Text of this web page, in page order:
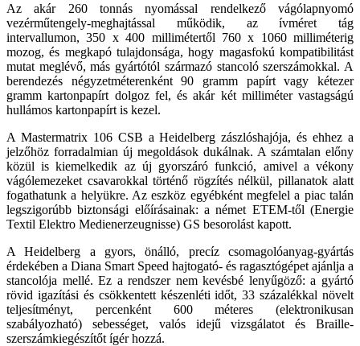
Az akár 260 tonnás nyomással rendelkező vágólapnyomó
vezérműtengely-meghajtással működik, az ívméret tág
intervallumon, 350 x 400 millimétertől 760 x 1060 milliméterig
mozog, és megkapó tulajdonsága, hogy magasfokú kompatibilitást
mutat meglévő, más gyártótól származó stancoló szerszámokkal. A
berendezés négyzetméterenként 90 gramm papírt vagy kétezer
gramm kartonpapírt dolgoz fel, és akár két milliméter vastagságú
hullámos kartonpapírt is kezel.
A Mastermatrix 106 CSB a Heidelberg zászlóshajója, és ehhez a
jelzőhöz forradalmian új megoldások dukálnak. A számtalan előny
közül is kiemelkedik az új gyorszáró funkció, amivel a vékony
vágólemezeket csavarokkal történő rögzítés nélkül, pillanatok alatt
fogathatunk a helyükre. Az eszköz egyébként megfelel a piac talán
legszigorúbb biztonsági előírásainak: a német ETEM-től (Energie
Textil Elektro Medienerzeugnisse) GS besorolást kapott.
A Heidelberg a gyors, önálló, precíz csomagolóanyag-gyártás
érdekében a Diana Smart Speed hajtogató- és ragasztógépet ajánlja a
stancolója mellé. Ez a rendszer nem kevésbé lenyűgöző: a gyártó
rövid igazítási és csökkentett készenléti időt, 33 százalékkal növelt
teljesítményt, percenként 600 méteres (elektronikusan
szabályozható) sebességet, valós idejű vizsgálatot és Braille-
szerszámkiegészítőt ígér hozzá.